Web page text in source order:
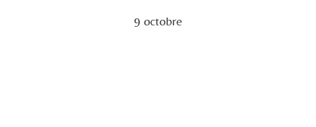
9 octobre